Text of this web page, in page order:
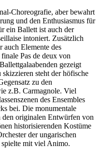
Choreografie, aber bewahrt
und den Enthusiasmus für
ein Ballett ist auch der
intoniert. Zusätzlich
auch Elemente des
Pas de deux von
gezeigt
steht der höfische
zu den
z.B. Carmagnole. Viel
des Ensembles
bei. Die monumentale
den originalen Entwürfen von
historisierenden Kostüme
der ungarischen
spielte mit viel Animo.